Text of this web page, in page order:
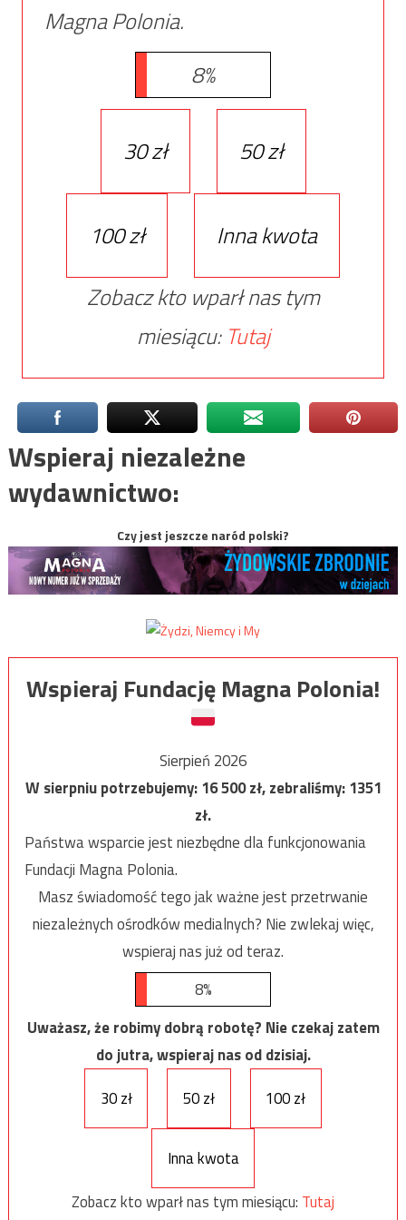
Magna Polonia.
8%
30 zł 50 zł
100 zł
Inna kwota
Zobacz kto wparł nas tym
miesiącu: Tutaj
Wspieraj niezależne
wydawnictwo:
Czy jest jeszcze naród polski?
Wspieraj Fundację Magna Polonia!
Sierpień 2026
W sierpniu potrzebujemy:16 500zł, zebraliśmy:1351
zł.
Państwa wsparcie jest niezbędne dla funkcjonowania
Fundacji Magna Polonia.
Masz świadomość tego jak ważne jest przetrwanie
niezależnych ośrodków medialnych? Nie zwlekaj więc,
wspieraj nas już od teraz.
8%
Uważasz, że robimy dobrą robotę? Nie czekaj zatem
do jutra, wspieraj nas od dzisiaj.
30 zł
50 zł 100 zł
Inna kwota
Zobacz kto wparł nas tym miesiącu: Tutaj